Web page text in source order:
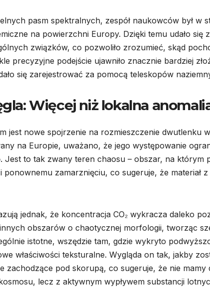
pasm spektralnych, zespół naukowców był w
na powierzchni Europy. Dzięki temu udało się
związków, co pozwoliło zrozumieć, skąd
precyzyjne podejście ujawniło znacznie bardziej
się zarejestrować za pomocą teleskopów
Więcej niż lokalna
jest nowe spojrzenie na rozmieszczenie dwutlenku
na Europie, uważano, że jego występowanie
. Jest to tak zwany teren chaosu – obszar, na którym
ponownemu zamarznięciu, co sugeruje, że materiał
jednak, że koncentracja CO₂ wykracza daleko
obszarów o chaotycznej morfologii, tworząc
istotne, wszędzie tam, gdzie wykryto
właściwości teksturalne. Wygląda on tak, jakby
zachodzące pod skorupą, co sugeruje, że nie mamy
lecz z aktywnym wypływem substancji